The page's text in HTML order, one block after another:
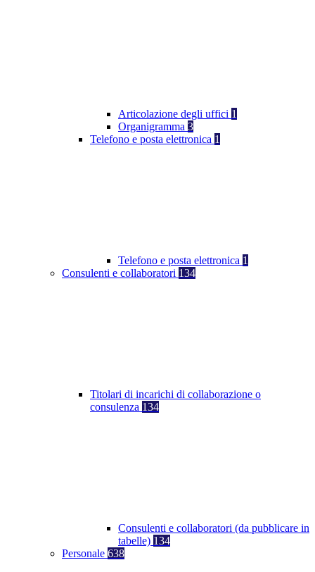
Articolazione degli uffici 1
Organigramma 3
Telefono e posta elettronica 1
Telefono e posta elettronica 1
Consulenti e collaboratori 134
Titolari di incarichi di collaborazione o
consulenza 134
Consulenti e collaboratori (da pubblicare in
tabelle) 134
Personale 638